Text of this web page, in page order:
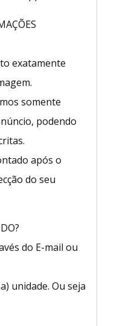
exatamente
somente
podendo
após o
do seu
do E-mail ou
unidade. Ou seja